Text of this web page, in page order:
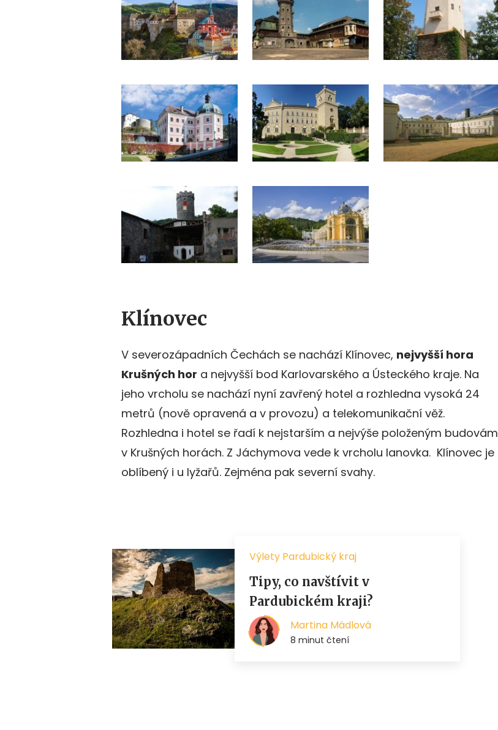
Klínovec
V severozápadních Čechách se nachází Klínovec, nejvyšší hora
Krušných hor a nejvyšší bod Karlovarského a Ústeckého kraje. Na
jeho vrcholu se nachází nyní zavřený hotel a rozhledna vysoká 24
metrů (nově opravená a v provozu) a telekomunikační věž.
Rozhledna i hotel se řadí k nejstarším a nejvýše položeným budovám
v Krušných horách. Z Jáchymova vede k vrcholu lanovka. Klínovec je
oblíbený i u lyžařů. Zejména pak severní svahy.